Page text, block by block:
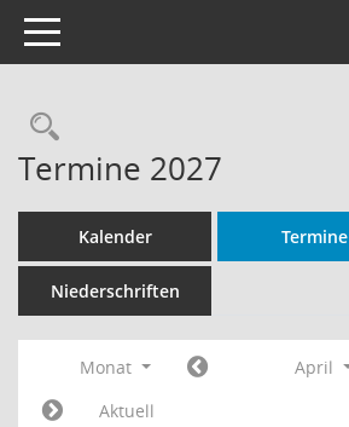
Toggle navigation
Rechercheauswahl
Termine 2027
Kalender Termine
Niederschriften
Monat April
Aktuell